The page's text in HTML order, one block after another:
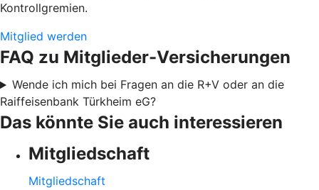
Kontrollgremien.
Mitglied werden
FAQ zu Mitglieder-Versicherungen
Wende ich mich bei Fragen an die R+V oder an die
Raiffeisenbank Türkheim eG?
Das könnte Sie auch interessieren
Mitgliedschaft
Mitgliedschaft